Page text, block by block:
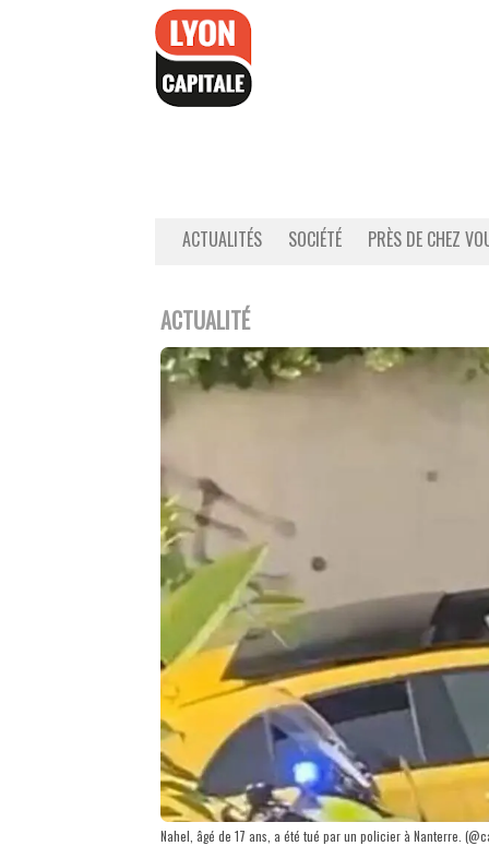
ACTUALITÉS SOCIÉTÉ PRÈS DE CHEZ
ACTUALITÉ
Nahel, âgé de 17 ans, a été tué par un policier à Nanterre.